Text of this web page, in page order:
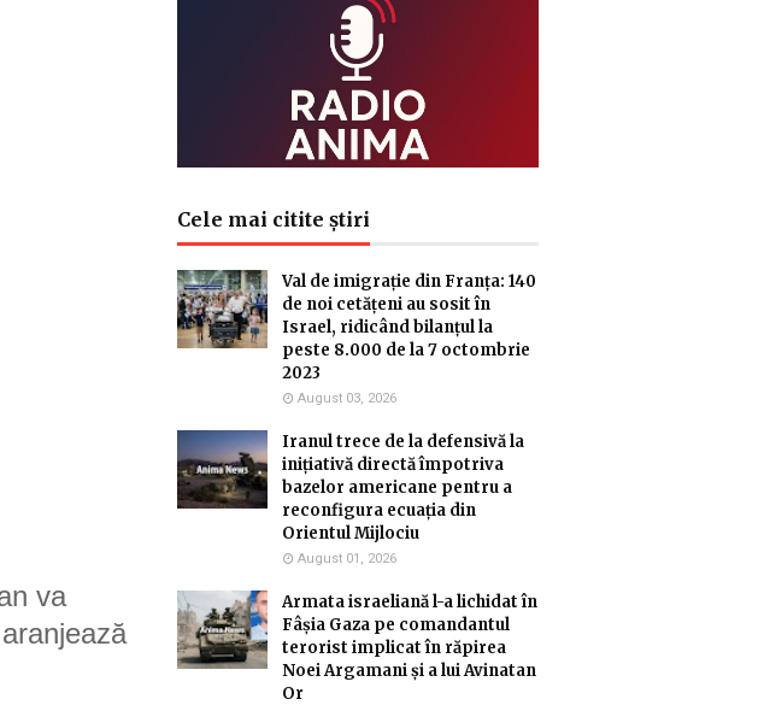
va
Cele mai citite știri
Val de imigrație din Franța: 140
de noi cetățeni au sosit în
Israel, ridicând bilanțul la
peste 8.000 de la 7 octombrie
2023
August 03, 2026
Iranul trece de la defensivă la
inițiativă directă împotriva
bazelor americane pentru a
reconfigura ecuația din
Orientul Mijlociu
August 01, 2026
Armata israeliană l-a lichidat în
Fâșia Gaza pe comandantul
terorist implicat în răpirea
Noei Argamani și a lui Avinatan
Or